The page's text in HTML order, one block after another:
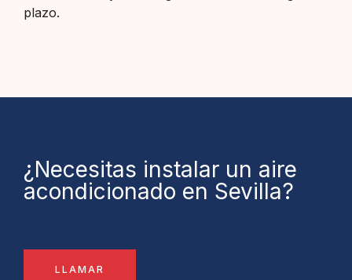
plazo.
¿Necesitas instalar un aire
acondicionado en Sevilla?
LLAMAR